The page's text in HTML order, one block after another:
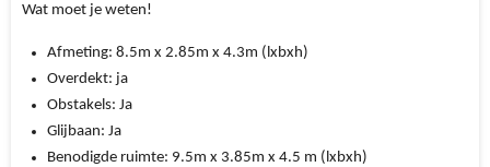
Wat moet je weten!
Afmeting: 8.5m x 2.85m x 4.3m (lxbxh)
Overdekt: ja
Obstakels: Ja
Glijbaan: Ja
Benodigde ruimte: 9.5m x 3.85m x 4.5 m (lxbxh)